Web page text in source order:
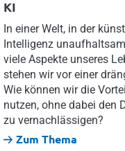
KI
In einer Welt, in der
Intelligenz
viele Aspekte unseres
stehen wir vor einer
Wie können wir die
nutzen, ohne dabei den
zu vernachlässigen?
Zum Thema